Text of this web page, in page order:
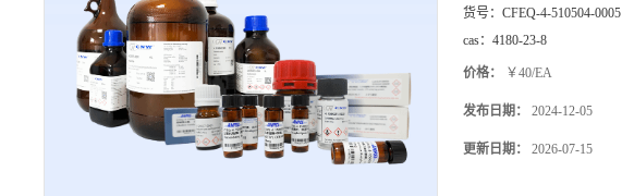
货号： CFEQ-4-510504-0005
cas： 4180-23-8
价格： ￥40/EA
发布日期： 2024-12-05
更新日期： 2026-07-15